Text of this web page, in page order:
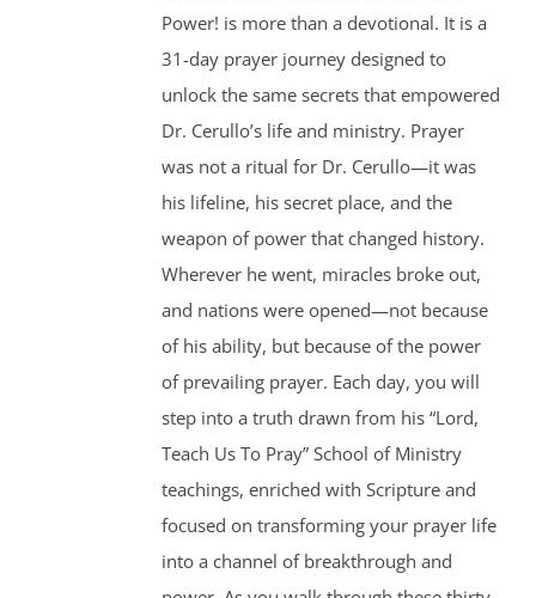
Power! is more than a devotional. It is a
31-day prayer journey designed to
unlock the same secrets that empowered
Dr. Cerullo’s life and ministry. Prayer
was not a ritual for Dr. Cerullo—it was
his lifeline, his secret place, and the
weapon of power that changed history.
Wherever he went, miracles broke out,
and nations were opened—not because
of his ability, but because of the power
of prevailing prayer. Each day, you will
step into a truth drawn from his “Lord,
Teach Us To Pray” School of Ministry
teachings, enriched with Scripture and
focused on transforming your prayer life
into a channel of breakthrough and